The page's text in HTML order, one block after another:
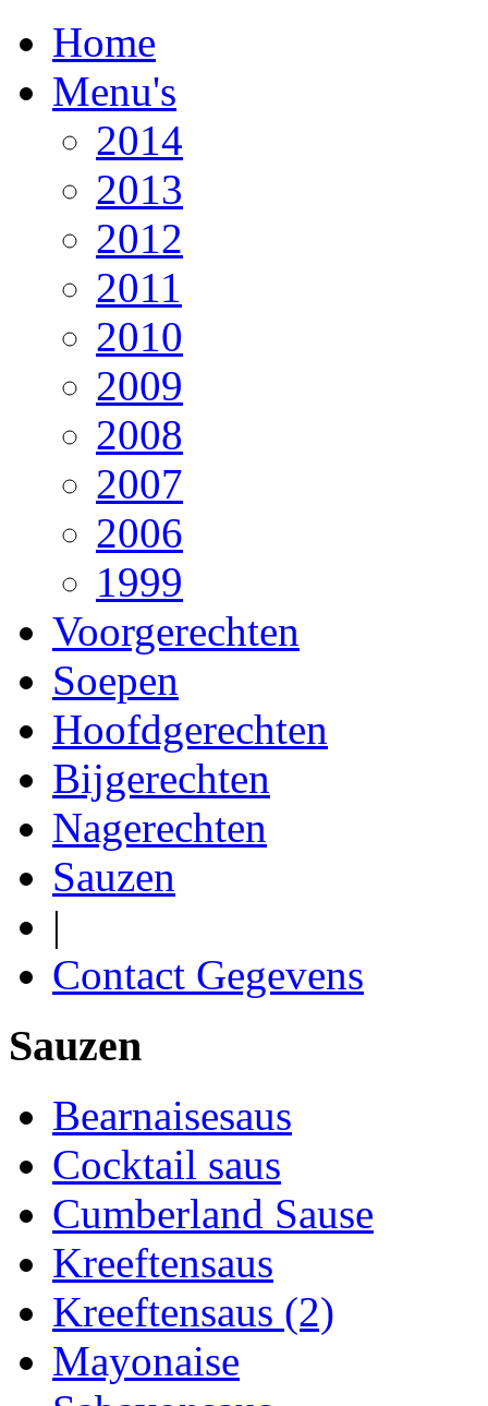
Home
Menu's
2014
2013
2012
2011
2010
2009
2008
2007
2006
1999
Voorgerechten
Soepen
Hoofdgerechten
Bijgerechten
Nagerechten
Sauzen
|
Contact Gegevens
Sauzen
Bearnaisesaus
Cocktail saus
Cumberland Sause
Kreeftensaus
Kreeftensaus (2)
Mayonaise